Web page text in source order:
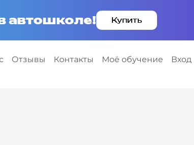
Отзывы Контакты Моё обучение Вход
автошколе! Купить